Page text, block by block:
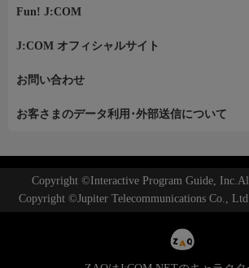
Fun! J:COM
J:COM オフィシャルサイト
お問い合わせ
お客さまのデータ利用･外部送信について
Copyright ©Interactive Program Guide,
Copyright ©Jupiter Telecommunications Co.,